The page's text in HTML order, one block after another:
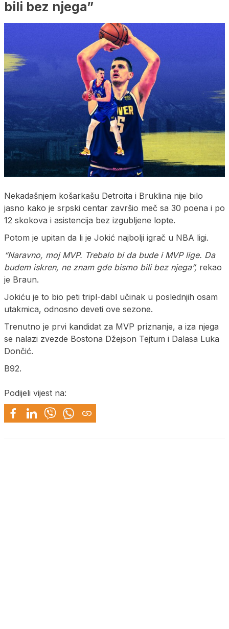
bili bez njega”
Nekadašnjem košarkašu Detroita i Bruklina nije bilo
jasno kako je srpski centar završio meč sa 30 poena i po
12 skokova i asistencija bez izgubljene lopte.
Potom je upitan da li je Jokić najbolji igrač u NBA ligi.
“Naravno, moj MVP. Trebalo bi da bude i MVP lige. Da
budem iskren, ne znam gde bismo bili bez njega”, rekao
je Braun.
Jokiću je to bio peti tripl-dabl učinak u poslednjih osam
utakmica, odnosno deveti ove sezone.
Trenutno je prvi kandidat za MVP priznanje, a iza njega
se nalazi zvezde Bostona Džejson Tejtum i Dalasa Luka
Dončić.
B92.
Podijeli vijest na: